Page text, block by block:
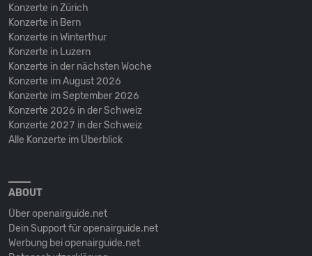
Konzerte in Zürich
Konzerte in Bern
Konzerte in Winterthur
Konzerte in Luzern
Konzerte in der nächsten Woche
Konzerte im August 2026
Konzerte im September 2026
Konzerte 2026 in der Schweiz
Konzerte 2027 in der Schweiz
Alle Konzerte im Überblick
ABOUT
Über openairguide.net
Dein Support für openairguide.net
Werbung bei openairguide.net